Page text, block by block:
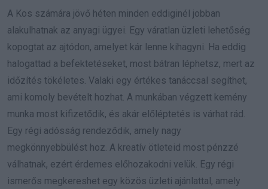
A Kos számára jövő héten minden eddiginél jobban
alakulhatnak az anyagi ügyei. Egy váratlan üzleti lehetőség
kopogtat az ajtódon, amelyet kár lenne kihagyni. Ha eddig
halogattad a befektetéseket, most bátran léphetsz, mert az
időzítés tökéletes. Valaki egy értékes tanáccsal segíthet,
ami komoly bevételt hozhat. A munkában végzett kemény
munka most kifizetődik, és akár előléptetés is várhat rád.
Egy régi adósság rendeződik, amely nagy
megkönnyebbülést hoz. A kreatív ötleteid most pénzzé
válhatnak, ezért érdemes előhozakodni velük. Egy régi
ismerős megkereshet egy közös üzleti ajánlattal, amely